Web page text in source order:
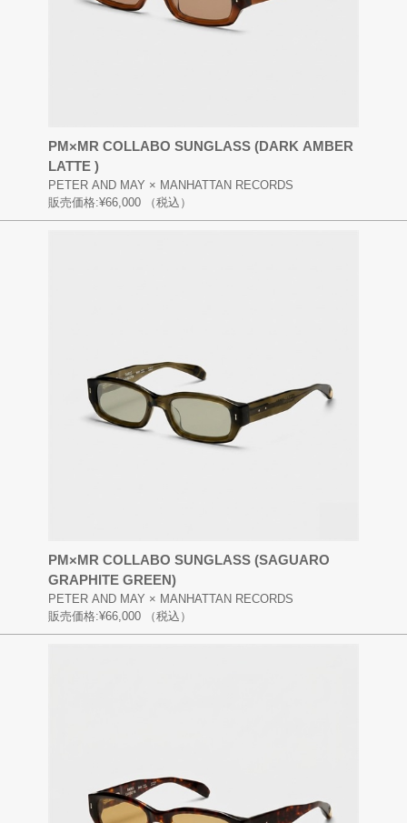
PM×MR COLLABO SUNGLASS (DARK AMBER
LATTE )
PETER AND MAY × MANHATTAN RECORDS
販売価格:¥66,000 （税込）
PM×MR COLLABO SUNGLASS (SAGUARO
GRAPHITE GREEN)
PETER AND MAY × MANHATTAN RECORDS
販売価格:¥66,000 （税込）